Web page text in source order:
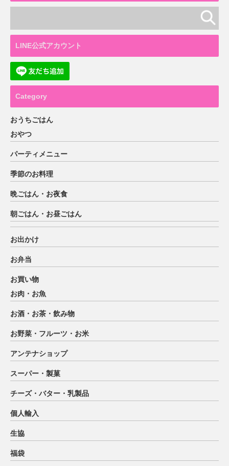
LINE公式アカウント
Category
おうちごはん
おやつ
パーティメニュー
季節のお料理
晩ごはん・お夜食
朝ごはん・お昼ごはん
お出かけ
お弁当
お買い物
お肉・お魚
お酒・お茶・飲み物
お野菜・フルーツ・お米
アンテナショップ
スーパー・製菓
チーズ・バター・乳製品
個人輸入
生協
福袋